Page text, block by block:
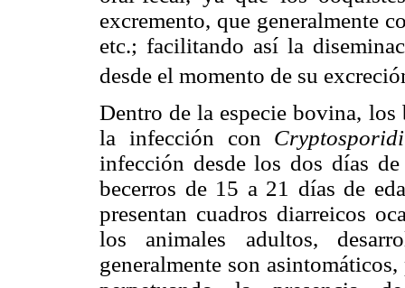
excremento, que generalmente
etc.; facilitando así la
desde el momento de su
Dentro de la especie bovina, los
la infección con
infección desde los dos días
becerros de 15 a 21 días de
presentan cuadros diarreicos
los animales adultos,
generalmente son